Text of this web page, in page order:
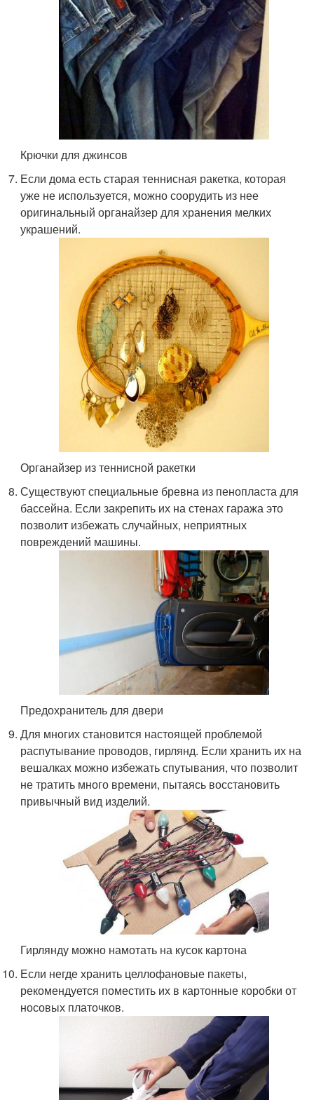
Крючки для джинсов
Если дома есть старая теннисная ракетка, которая
уже не используется, можно соорудить из нее
оригинальный органайзер для хранения мелких
украшений.
Органайзер из теннисной ракетки
Существуют специальные бревна из пенопласта для
бассейна. Если закрепить их на стенах гаража это
позволит избежать случайных, неприятных
повреждений машины.
Предохранитель для двери
Для многих становится настоящей проблемой
распутывание проводов, гирлянд. Если хранить их на
вешалках можно избежать спутывания, что позволит
не тратить много времени, пытаясь восстановить
привычный вид изделий.
Гирлянду можно намотать на кусок картона
Если негде хранить целлофановые пакеты,
рекомендуется поместить их в картонные коробки от
носовых платочков.